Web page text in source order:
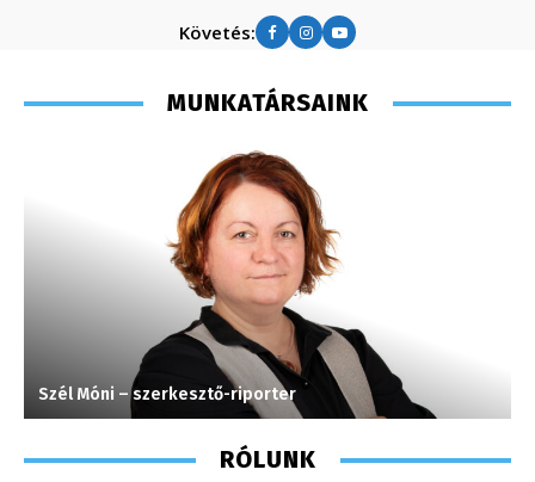
Követés:
MUNKATÁRSAINK
Szél Móni – szerkesztő-riporter
RÓLUNK